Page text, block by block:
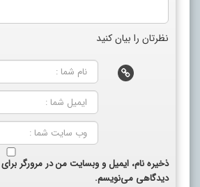
نظرتان را بیان کنید
ذخیره نام، ایمیل و وبسایت من در مرورگر برای
دیدگاهی می‌نویسم.